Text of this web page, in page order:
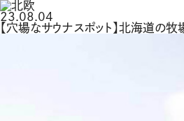
23.08.04
【穴場なサウナスポット】北海道の